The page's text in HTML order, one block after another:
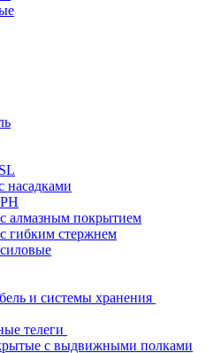
насадками
алмазным покрытием
гибким стержнем
и системы хранения
телеги
с выдвижными полками